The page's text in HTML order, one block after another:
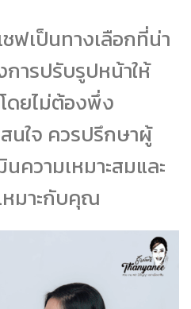
ชฟเป็นทางเลือกที่น่า
ารปรับรูปหน้าให้
ดยไม่ต้องพึ่ง
ใจ ควรปรึกษาผู้
ความเหมาะสมและ
หมาะกับคุณ